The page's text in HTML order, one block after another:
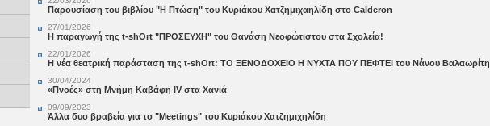
Παρουσίαση του βιβλίου "Η Πτώση" του Κυριάκου Χατζημιχαηλίδη στο Calderon
27/01/2026
Η παραγωγή της t-shOrt "ΠΡΟΣΕΥΧΗ" του Θανάση Νεοφώτιστου στα Σχολεία!
22/01/2026
Η νέα θεατρική παράσταση της t-shOrt: ΤΟ ΞΕΝΟΔΟΧΕΙΟ Η ΝΥΧΤΑ ΠΟΥ ΠΕΦΤΕΙ του Νάνου Βαλαωρίτη
30/04/2024
«Πνοές» στη Μνήμη Καβάφη IV στα Χανιά
09/09/2023
Άλλα δυο βραβεία για το "Meetings" του Κυριάκου Χατζημιχηλίδη